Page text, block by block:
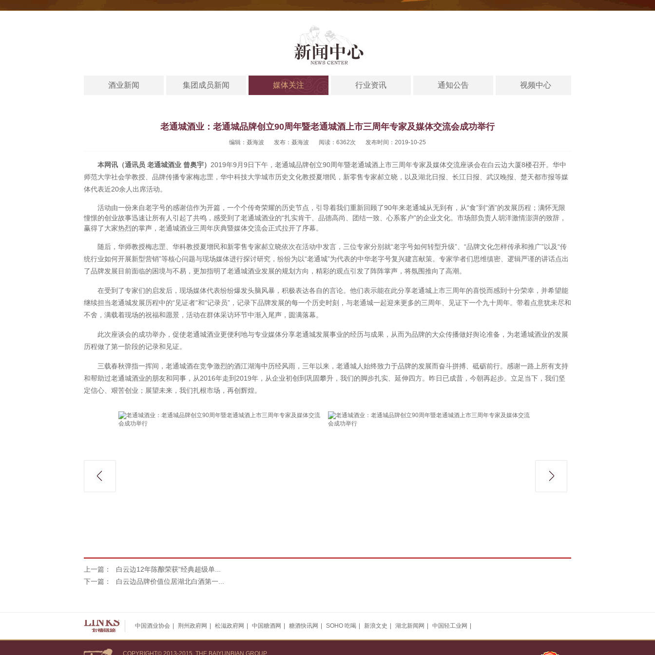
酒业新闻 集团成员新闻 媒体关注 行业资讯 通知公告 视频中心
老通城酒业：老通城品牌创立90周年暨老通城酒上市三周年专家及媒体交流会成功举行
编辑：聂海波 发布：聂海波 阅读： 6362次 发布时间：2019-10-25
本网讯（通讯员 老通城酒业 曾奥宇） 2019年9月9日下午，老通城品牌创立90周年暨老通城酒上市三周年专家及媒体交流座谈会在白云边大厦8楼召开。华中
师范大学社会学教授、品牌传播专家梅志罡，华中科技大学城市历史文化教授夏增民，新零售专家郝立晓，以及湖北日报、长江日报、武汉晚报、楚天都市报等媒
体代表近20余人出席活动。
活动由一份来自老字号的感谢信作为开篇，一个个传奇荣耀的历史节点，引导着我们重新回顾了90年来老通城从无到有，从“食”到“酒”的发展历程；满怀无限
憧憬的创业故事迅速让所有人引起了共鸣，感受到了老通城酒业的“扎实肯干、品德高尚、团结一致、心系客户”的企业文化。市场部负责人胡洋激情澎湃的致辞，
赢得了大家热烈的掌声，老通城酒业三周年庆典暨媒体交流会正式拉开了序幕。
随后，华师教授梅志罡、华科教授夏增民和新零售专家郝立晓依次在活动中发言，三位专家分别就“老字号如何转型升级”、“品牌文化怎样传承和推广”以及“传
统行业如何开展新型营销”等核心问题与现场媒体进行探讨研究，纷纷为以“老通城”为代表的中华老字号复兴建言献策。专家学者们思维缜密、逻辑严谨的讲话点出
了品牌发展目前面临的困境与不易，更加指明了老通城酒业发展的规划方向，精彩的观点引发了阵阵掌声，将氛围推向了高潮。
在受到了专家们的启发后，现场媒体代表纷纷爆发头脑风暴，积极表达各自的言论。他们表示能在此分享老通城上市三周年的喜悦而感到十分荣幸，并希望能
继续担当老通城发展历程中的“见证者”和“记录员”，记录下品牌发展的每一个历史时刻，与老通城一起迎来更多的三周年、见证下一个九十周年。带着点意犹未尽和
不舍，满载着现场的祝福和愿景，活动在群体采访环节中渐入尾声，圆满落幕。
此次座谈会的成功举办，促使老通城酒业更便利地与专业媒体分享老通城发展事业的经历与成果，从而为品牌的大众传播做好舆论准备，为老通城酒业的发展
历程做了第一阶段的记录和见证。
三载春秋弹指一挥间，老通城酒在竞争激烈的酒江湖海中历经风雨，三年以来，老通城人始终致力于品牌的发展而奋斗拼搏、砥砺前行。感谢一路上所有支持
和帮助过老通城酒业的朋友和同事，从2016年走到2019年，从企业初创到巩固攀升，我们的脚步扎实、延伸四方。昨日已成昔，今朝再起步。立足当下，我们坚
定信心、艰苦创业；展望未来，我们扎根市场，再创辉煌。
上一篇：
白云边12年陈酿荣获“经典超级单...
下一篇：
白云边品牌价值位居湖北白酒第一...
中国酒业协会 荆州政府网 松滋政府网 中国糖酒网 糖酒快讯网 SOHO 吃喝 新浪文史 湖北新闻网 中国轻工业网
COPYRIGHT© 2013-2015, THE BAIYUNBIAN GROUP